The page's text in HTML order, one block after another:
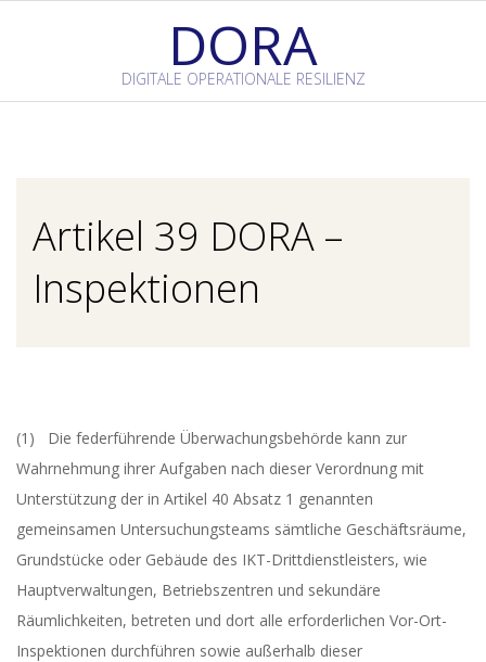
DORA
DIGITALE OPERATIONALE RESILIENZ
Artikel 39 DORA –
Inspektionen
(1) Die federführende Überwachungsbehörde kann zur
Wahrnehmung ihrer Aufgaben nach dieser Verordnung mit
Unterstützung der in Artikel 40 Absatz 1 genannten
gemeinsamen Untersuchungsteams sämtliche Geschäftsräume,
Grundstücke oder Gebäude des IKT-Drittdienstleisters, wie
Hauptverwaltungen, Betriebszentren und sekundäre
Räumlichkeiten, betreten und dort alle erforderlichen Vor-Ort-
Inspektionen durchführen sowie außerhalb dieser